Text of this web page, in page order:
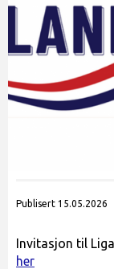
Publisert 15.05.2026
Invitasjon til
her